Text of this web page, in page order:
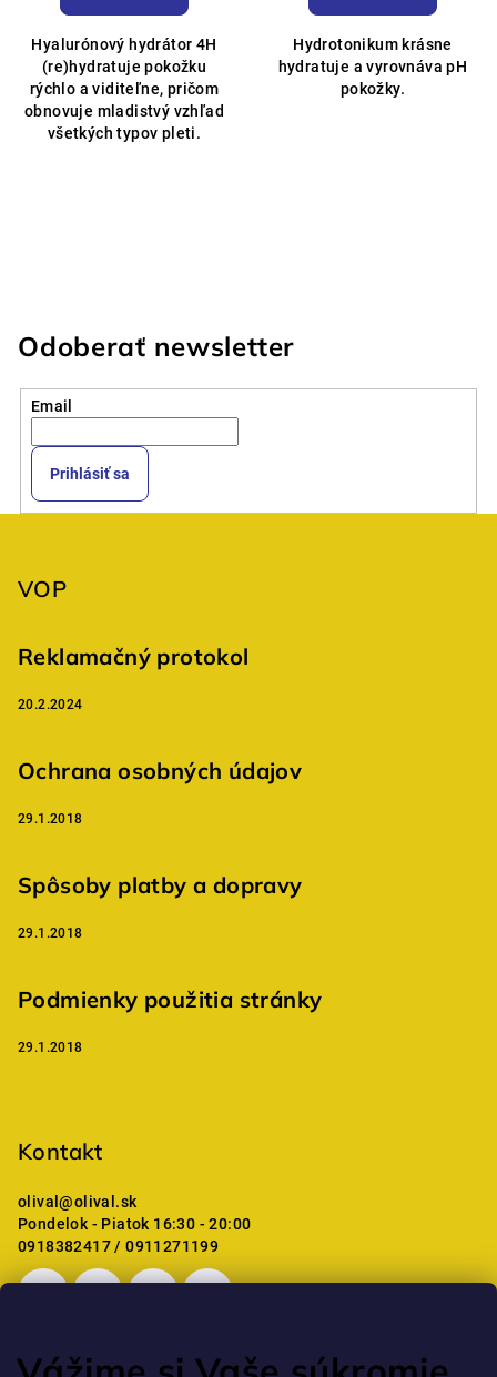
z
5
hviezdičiek.
Hyalurónový hydrátor 4H
(re)hydratuje pokožku
rýchlo a viditeľne, pričom
obnovuje mladistvý vzhľad
všetkých typov pleti.
z
5
hviezdičiek.
Hydrotonikum krásne
hydratuje a vyrovnáva pH
pokožky.
Odoberať newsletter
Email
Prihlásiť sa
VOP
Reklamačný protokol
20.2.2024
Ochrana osobných údajov
29.1.2018
Spôsoby platby a dopravy
29.1.2018
Podmienky použitia stránky
29.1.2018
Kontakt
olival@olival.sk
Pondelok - Piatok 16:30 - 20:00
0918382417 / 0911271199